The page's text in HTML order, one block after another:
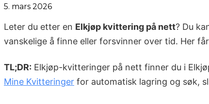
5. mars 2026
Leter du etter en Elkjøp kvittering på nett? Du
vanskelige å finne eller forsvinner over tid. Her
TL;DR: Elkjøp-kvitteringer på nett finner du i
Mine Kvitteringer for automatisk lagring og søk,